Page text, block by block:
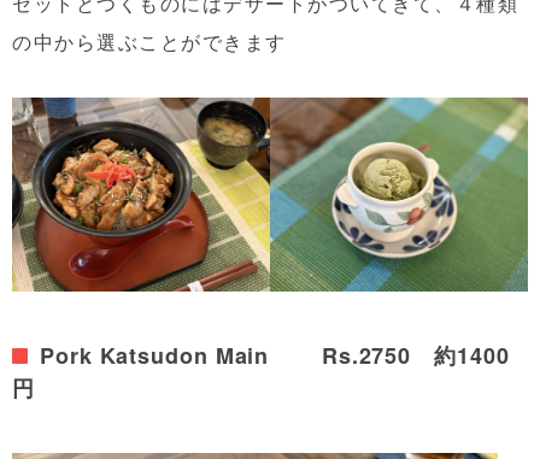
の中から選ぶことができます
Pork Katsudon Main Rs.2750 約1400
円